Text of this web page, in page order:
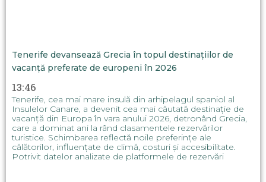
Tenerife devansează Grecia în topul destinațiilor de
vacanță preferate de europeni în 2026
13:46
Tenerife, cea mai mare insulă din arhipelagul spaniol al
Insulelor Canare, a devenit cea mai căutată destinație de
vacanță din Europa în vara anului 2026, detronând Grecia,
care a dominat ani la rând clasamentele rezervărilor
turistice. Schimbarea reflectă noile preferințe ale
călătorilor, influențate de climă, costuri și accesibilitate.
Potrivit datelor analizate de platformele de rezervări